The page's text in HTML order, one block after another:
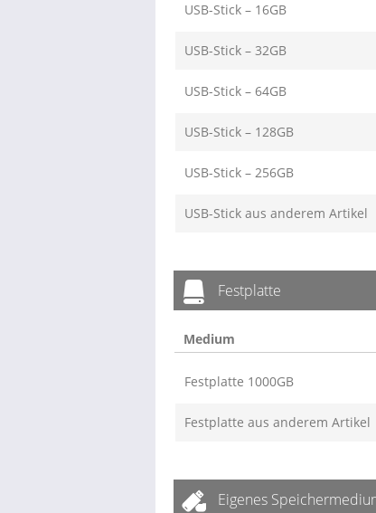
USB-Stick – 16GB
USB-Stick – 32GB
USB-Stick – 64GB
USB-Stick – 128GB
USB-Stick – 256GB
USB-Stick aus anderem Artikel
Festplatte
Medium
Festplatte 1000GB
Festplatte aus anderem Artikel
Eigenes